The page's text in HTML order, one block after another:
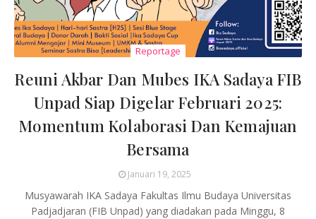
Reportage
Reuni Akbar Dan Mubes IKA Sadaya FIB
Unpad Siap Digelar Februari 2025:
Momentum Kolaborasi Dan Kemajuan
Bersama
Januari 19, 2025
Musyawarah IKA Sadaya Fakultas Ilmu Budaya Universitas
Padjadjaran (FIB Unpad) yang diadakan pada Minggu, 8